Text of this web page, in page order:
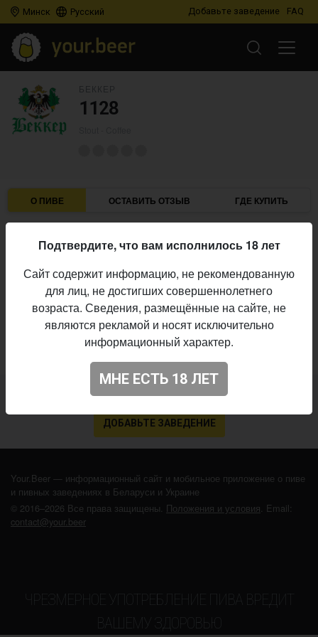
Минск Русский Добавьте заведение FAQ
1128
О ПИВЕ ОСТАВИТЬ ОТЗЫВ ГДЕ КУПИТЬ
Пивоварня:
Начало
выпуска:
06.05.2025
Оценка:
N/A
Не нашли ваш бар или магазин в каталоге?
ДОБАВЬТЕ ЗАВЕДЕНИЕ
Your.Beer — информационный сайт и мобильное приложение о пиве
и пивных заведениях в Беларуси и Украине
© 2016–2026 Все права защищены. Положения и условия. Email:
contact@your.beer
ЧРЕЗМЕРНОЕ УПОТРЕБЛЕНИЕ ПИВА ВРЕДИТ
ВАШЕМУ ЗДОРОВЬЮ
Подтвердите, что вам исполнилось 18 лет
Сайт содержит информацию, не рекомендованную
для лиц, не достигших совершеннолетнего
возраста. Сведения, размещённые на сайте, не
являются рекламой и носят исключительно
информационный характер.
МНЕ ЕСТЬ 18 ЛЕТ